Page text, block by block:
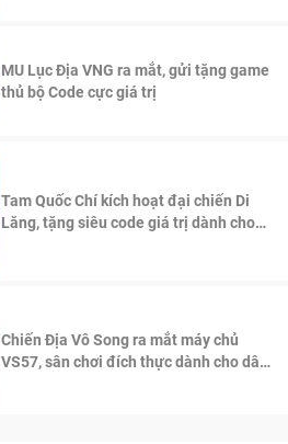
MU Lục Địa VNG ra mắt, gửi tặng game
thủ bộ Code cực giá trị
Tam Quốc Chí kích hoạt đại chiến Di
Lăng, tặng siêu code giá trị dành cho
Chiến Địa Vô Song ra mắt máy chủ
VS57, sân chơi đích thực dành cho dân